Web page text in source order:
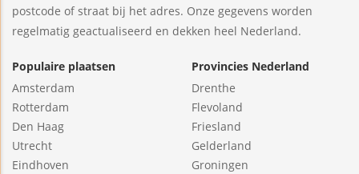
postcode of straat bij het adres. Onze gegevens worden
regelmatig geactualiseerd en dekken heel Nederland.
Populaire plaatsen
Amsterdam
Rotterdam
Den Haag
Utrecht
Eindhoven
Provincies Nederland
Drenthe
Flevoland
Friesland
Gelderland
Groningen